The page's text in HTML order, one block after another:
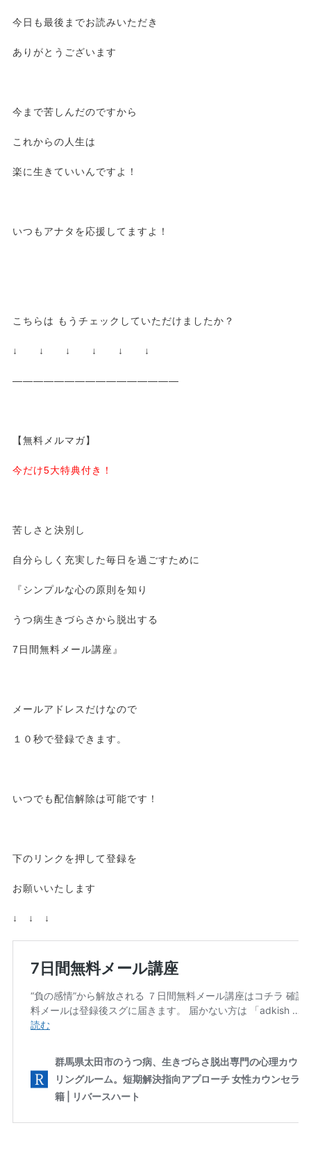
今日も最後までお読みいただき
ありがとうございます
今まで苦しんだのですから
これからの人生は
楽に生きていいんですよ！
いつもアナタを応援してますよ！
こちらは もうチェックしていただけましたか？
↓ ↓ ↓ ↓ ↓ ↓
————————————————
【無料メルマガ】
今だけ5大特典付き！
苦しさと決別し
自分らしく充実した毎日を過ごすために
『シンプルな心の原則を知り
うつ病生きづらさから脱出する
7日間無料メール講座』
メールアドレスだけなので
１０秒で登録できます。
いつでも配信解除は可能です！
下のリンクを押して登録を
お願いいたします
↓ ↓ ↓